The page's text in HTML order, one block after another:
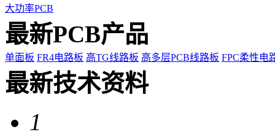
大功率PCB
最新PCB产品
单面板 FR4电路板 高TG线路板 高多层PCB线路板 FPC柔性电
最新技术资料
1